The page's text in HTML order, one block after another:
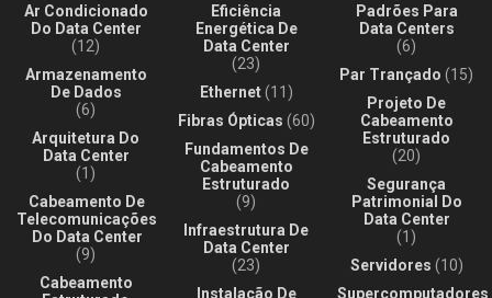
Ar Condicionado
Do Data Center
(12)
Armazenamento
De Dados
(6)
Arquitetura Do
Data Center
(1)
Cabeamento De
Telecomunicações
Do Data Center
(9)
Cabeamento
Eficiência
Energética De
Data Center
(23)
Ethernet(11)
Fibras Ópticas (60)
Fundamentos De
Cabeamento
Estruturado
(9)
Infraestrutura De
Data Center
(23)
Instalação De
Padrões Para
Data Centers
(6)
Par Trançado (15)
Projeto De
Cabeamento
Estruturado
(20)
Segurança
Patrimonial Do
Data Center
(1)
Servidores (10)
Supercomputadores